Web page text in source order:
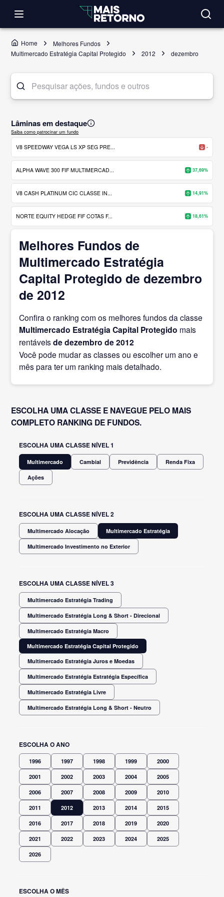
Home
Melhores Fundos
Multimercado Estratégia Capital Protegido
2012 dezembro
Lâminas em destaque
Saiba como patrocinar um fundo
V8 SPEEDWAY VEGA LS XP SEG PRE... -
ALPHA WAVE 300 FIF MULTIMERCAD... 37,69%
V8 CASH PLATINUM CIC CLASSE IN... 14,91%
NORTE EQUITY HEDGE FIF COTAS F... 18,61%
Melhores Fundos de
Multimercado Estratégia
Capital Protegido de dezembro
de 2012
Confira o ranking com os melhores fundos da classe
Multimercado Estratégia Capital Protegido mais
rentáveisde dezembro de 2012
Você pode mudar as classes ou escolher um ano e
mês para ter um ranking mais detalhado.
ESCOLHA UMA CLASSE E NAVEGUE PELO MAIS
COMPLETO RANKING DE FUNDOS.
ESCOLHA UMA CLASSE NÍVEL 1
Multimercado Cambial Previdência Renda Fixa
Ações
ESCOLHA UMA CLASSE NÍVEL 2
Multimercado Alocação Multimercado Estratégia
Multimercado Investimento no Exterior
ESCOLHA UMA CLASSE NÍVEL 3
Multimercado Estratégia Trading
Multimercado Estratégia Long & Short - Direcional
Multimercado Estratégia Macro
Multimercado Estratégia Capital Protegido
Multimercado Estratégia Juros e Moedas
Multimercado Estratégia Estratégia Específica
Multimercado Estratégia Livre
Multimercado Estratégia Long & Short - Neutro
ESCOLHA O ANO
1996 1997 1998 1999 2000
2001 2002 2003 2004 2005
2006 2007 2008 2009 2010
2011 2012 2013 2014 2015
2016 2017 2018 2019 2020
2021 2022 2023 2024 2025
2026
ESCOLHA O MÊS